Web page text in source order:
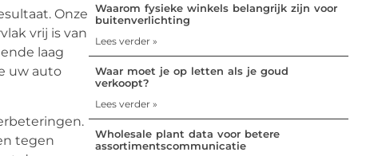
Onze
vrij is van
laag
uw auto
tegen
Waarom fysieke winkels belangrijk zijn voor
buitenverlichting
Lees verder »
Waar moet je op letten als je goud
verkoopt?
Lees verder »
Wholesale plant data voor betere
assortimentscommunicatie